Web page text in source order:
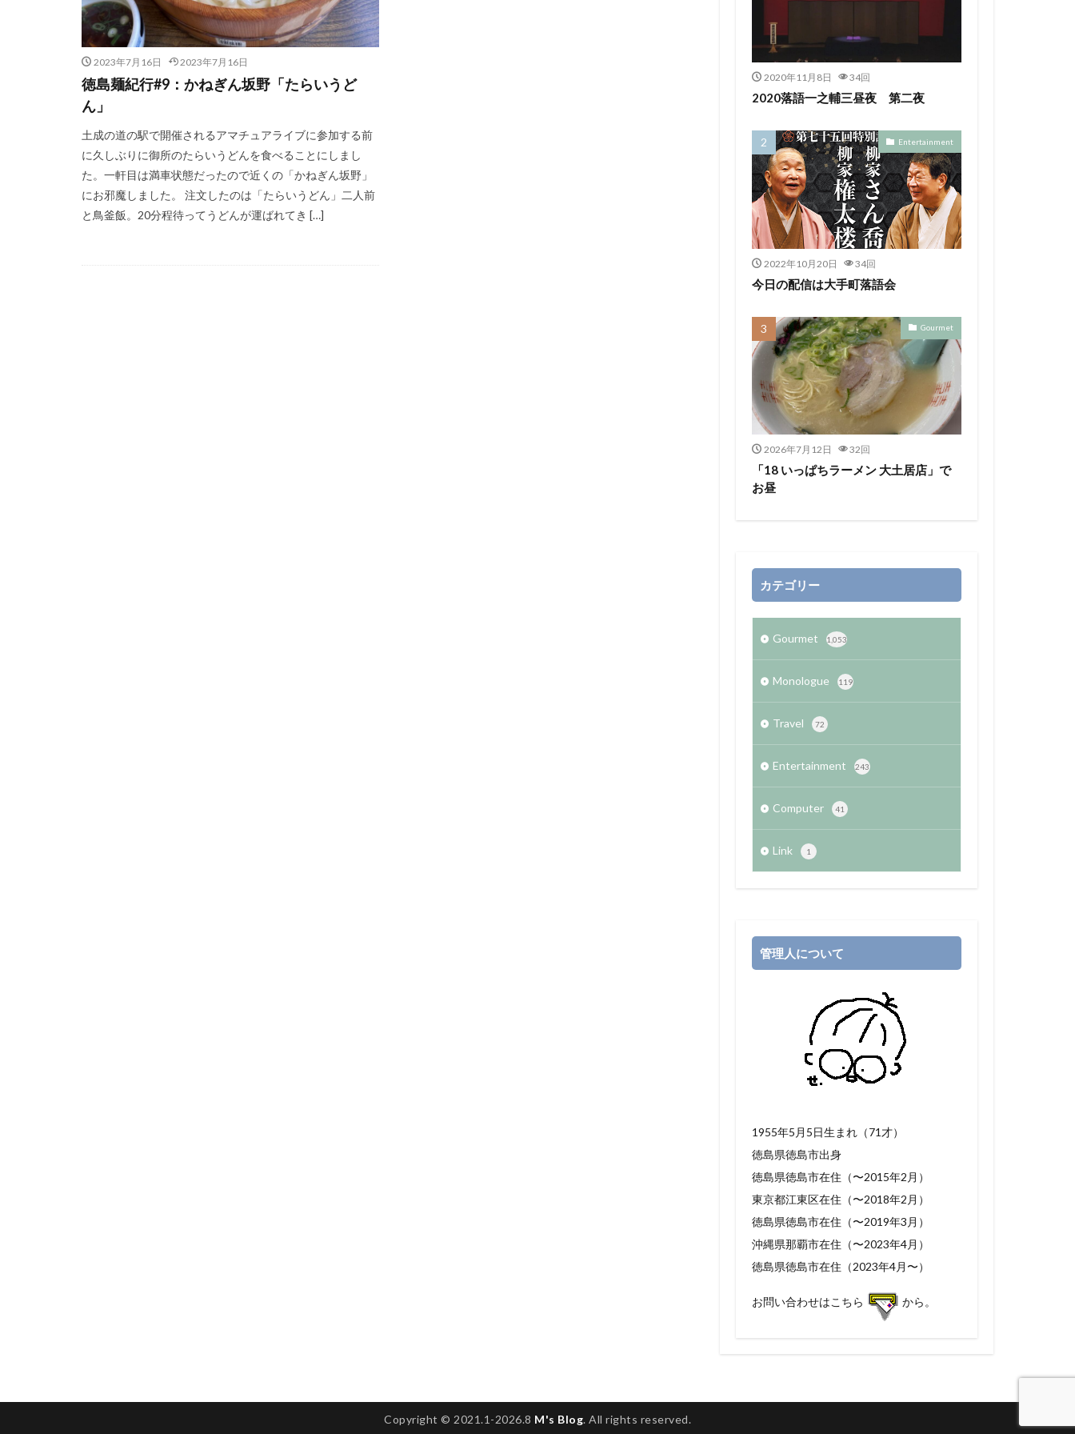
2023年7月16日 2023年7月16日
徳島麺紀行#9：かねぎん坂野「たらいうど
ん」
土成の道の駅で開催されるアマチュアライブに参加する前
に久しぶりに御所のたらいうどんを食べることにしまし
た。一軒目は満車状態だったので近くの「かねぎん坂野」
にお邪魔しました。 注文したのは「たらいうどん」二人前
と鳥釜飯。20分程待ってうどんが運ばれてき […]
2020年11月8日 34回
2020落語一之輔三昼夜 第二夜
Entertainment
2022年10月20日 34回
今日の配信は大手町落語会
Gourmet
2026年7月12日 32回
「18 いっぱちラーメン 大土居店」で
お昼
カテゴリー
Gourmet 1,053
Monologue 119
Travel 72
Entertainment 243
Computer 41
Link 1
管理人について
1955年5月5日生まれ（71才）
徳島県徳島市出身
徳島県徳島市在住（〜2015年2月）
東京都江東区在住（〜2018年2月）
徳島県徳島市在住（〜2019年3月）
沖縄県那覇市在住（〜2023年4月）
徳島県徳島市在住（2023年4月〜）
お問い合わせはこちら から。
Copyright © 2021.1-2026.8 M's Blog. All rights reserved.